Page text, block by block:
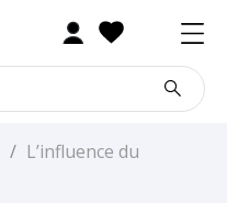
L’influence du